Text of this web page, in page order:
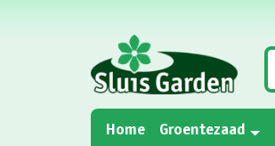
Home(current)
Groentezaad